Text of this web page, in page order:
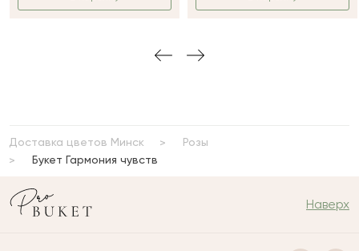
Доставка цветов Минск
Розы
Букет Гармония чувств
Наверх